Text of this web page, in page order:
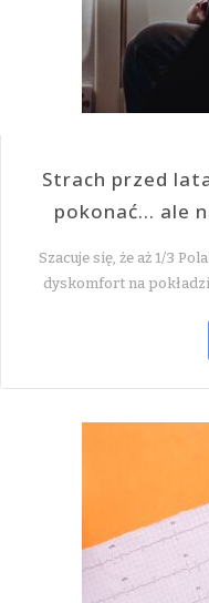
Strach przed
pokonać… ale
Szacuje się, że aż 1/3
dyskomfort na